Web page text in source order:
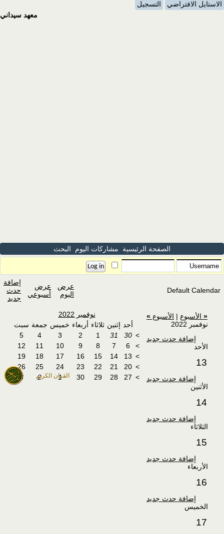
القران الكريم
الاستايل الافتراضي
التسجيل
معهد سيداني
الصفحة الرئيسية مشاركات اليوم البحث
Default Calendar
عرض
اليوم
عرض
أسبوعي
إضافة
حدث
جديد
« الأسبوع | الأسبوع »
نوفمبر 2022
إضافة حدث جديد
الأحد
13
إضافة حدث جديد
الأثنين
14
إضافة حدث جديد
الثلاثاء
15
إضافة حدث جديد
الأربعاء
16
إضافة حدث جديد
الخميس
17
نوفمبر 2022
أحد إثنين ثلاثاء أربعاء خميس جمعة سبت
>
30
31
1
2
3
4
5
>
6
7
8
9
10
11
12
>
13
14
15
16
17
18
19
>
20
21
22
23
24
25
26
>
27
28
29
30
1
2
3